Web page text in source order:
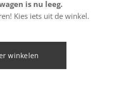
is nu leeg.
Kies iets uit de winkel.
winkelen